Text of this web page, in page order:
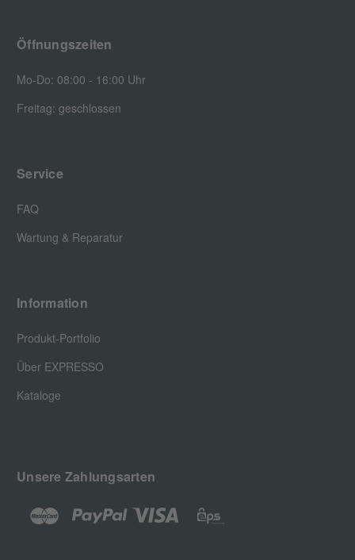
Öffnungszeiten
Mo-Do: 08:00 - 16:00 Uhr
Freitag: geschlossen
Service
FAQ
Wartung & Reparatur
Information
Produkt-Portfolio
Über EXPRESSO
Kataloge
Unsere Zahlungsarten